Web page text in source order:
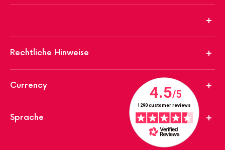
Rechtliche Hinweise
Currency
Sprache